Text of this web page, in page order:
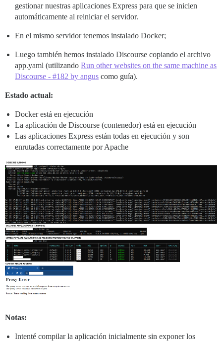
gestionar nuestras aplicaciones Express para que se inicien
automáticamente al reiniciar el servidor.
En el mismo servidor tenemos instalado Docker;
Luego también hemos instalado Discourse copiando el archivo
app.yaml (utilizando Run other websites on the same machine as
Discourse - #182 by angus como guía).
Estado actual:
Docker está en ejecución
La aplicación de Discourse (contenedor) está en ejecución
Las aplicaciones Express están todas en ejecución y son
enrutadas correctamente por Apache
Notas:
Intenté compilar la aplicación inicialmente sin exponer los